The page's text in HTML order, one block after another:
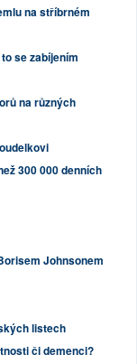
na stříbrném
se zabíjením
na různých
300 000 denních
Johnsonem
listech
či demenci?